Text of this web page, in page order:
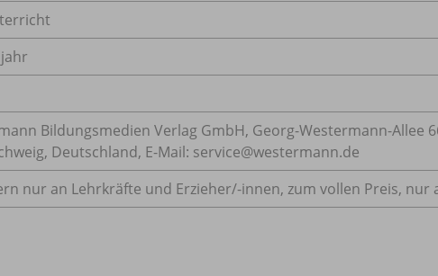
Bildungsmedien Verlag GmbH, Georg-Westermann-Allee
Deutschland, E-Mail: service@westermann.de
nur an Lehrkräfte und Erzieher/-innen, zum vollen Preis, nur